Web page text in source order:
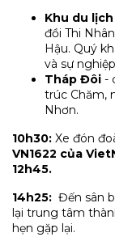
Khu du
đồi Thi
Hậu. Quý
và sự
Tháp Đôi -
trúc Chăm,
Nhơn.
10h30: Xe đón
VN1622 của
12h45.
14h25: Đến sân
lại trung tâm
hẹn gặp lại.